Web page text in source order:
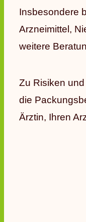
Insbesondere
Arzneimittel,
weitere
Zu Risiken
die
Ärztin, Ihren